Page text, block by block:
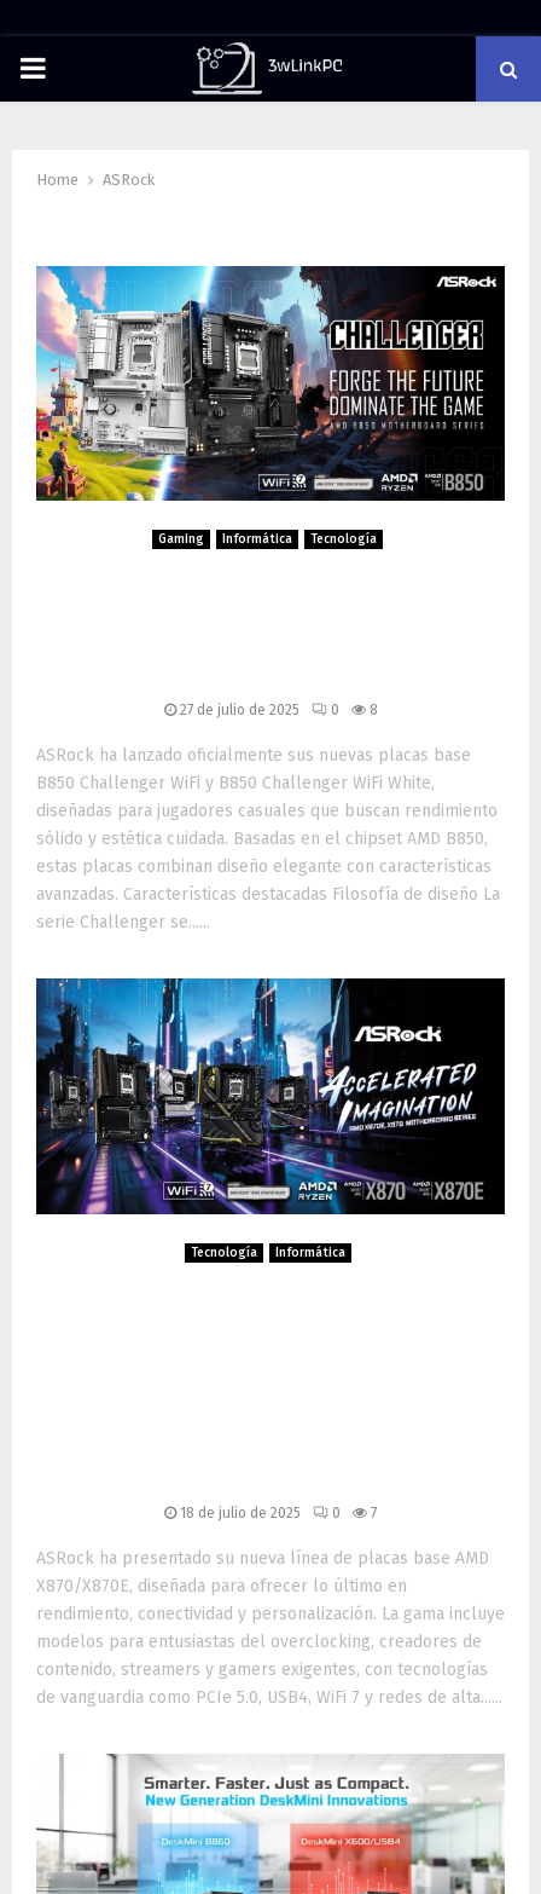
PRIMARY
Home ASRock
Gaming Informática Tecnología
27 de julio de 2025 0 8
ASRock ha lanzado oficialmente sus nuevas placas base
B850 Challenger WiFi y B850 Challenger WiFi White,
diseñadas para jugadores casuales que buscan rendimiento
sólido y estética cuidada. Basadas en el chipset AMD B850,
estas placas combinan diseño elegante con características
avanzadas. Características destacadas Filosofía de diseño La
serie Challenger se......
Tecnología Informática
18 de julio de 2025 0 7
ASRock ha presentado su nueva línea de placas base AMD
X870/X870E, diseñada para ofrecer lo último en
rendimiento, conectividad y personalización. La gama incluye
modelos para entusiastas del overclocking, creadores de
contenido, streamers y gamers exigentes, con tecnologías
de vanguardia como PCIe 5.0, USB4, WiFi 7 y redes de alta......